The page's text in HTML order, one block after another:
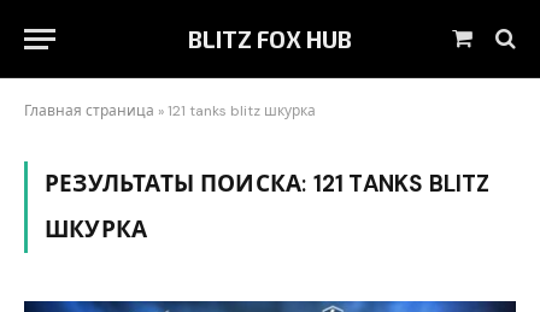
BLITZ FOX HUB Корзина
Главная страница » 121 tanks blitz шкурка
РЕЗУЛЬТАТЫ ПОИСКА: 121 TANKS BLITZ
ШКУРКА